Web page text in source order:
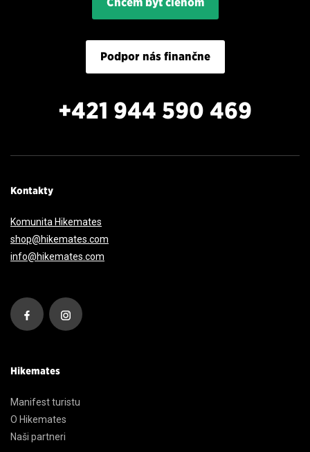
Chcem byť členom
Podpor nás finančne
+421 944 590 469
Kontakty
Komunita Hikemates
shop@hikemates.com
info@hikemates.com
Hikemates
Manifest turistu
O Hikemates
Naši partneri